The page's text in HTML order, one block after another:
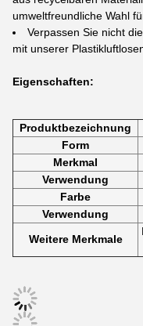
umweltfreundliche Wahl
Verpassen Sie nicht
mit unserer
Eigenschaften:
Produktbezeichnung
Form
Merkmal
Verwendung
Farbe
Verwendung
Weitere Merkmale